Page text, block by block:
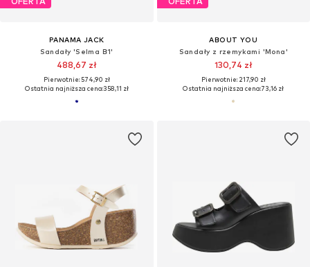
PANAMA JACK
Sandały 'Selma B1'
488,67 zł
Pierwotnie: 574,90 zł
Ostatnia najniższa cena:358,11 zł
ABOUT YOU
Sandały z rzemykami 'Mona'
130,74 zł
Pierwotnie: 217,90 zł
Ostatnia najniższa cena:73,16 zł